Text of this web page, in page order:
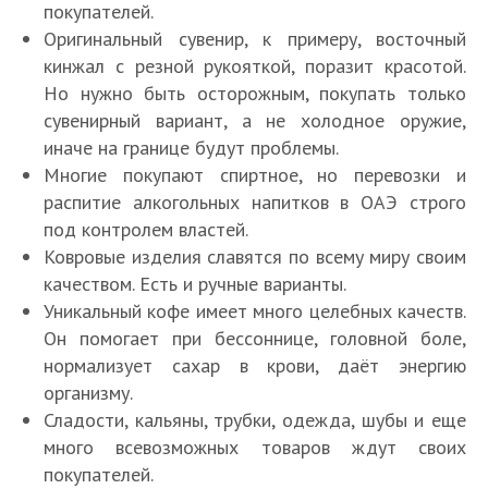
покупателей.
Оригинальный сувенир, к примеру, восточный
кинжал с резной рукояткой, поразит красотой.
Но нужно быть осторожным, покупать только
сувенирный вариант, а не холодное оружие,
иначе на границе будут проблемы.
Многие покупают спиртное, но перевозки и
распитие алкогольных напитков в ОАЭ строго
под контролем властей.
Ковровые изделия славятся по всему миру своим
качеством. Есть и ручные варианты.
Уникальный кофе имеет много целебных качеств.
Он помогает при бессоннице, головной боле,
нормализует сахар в крови, даёт энергию
организму.
Сладости, кальяны, трубки, одежда, шубы и еще
много всевозможных товаров ждут своих
покупателей.